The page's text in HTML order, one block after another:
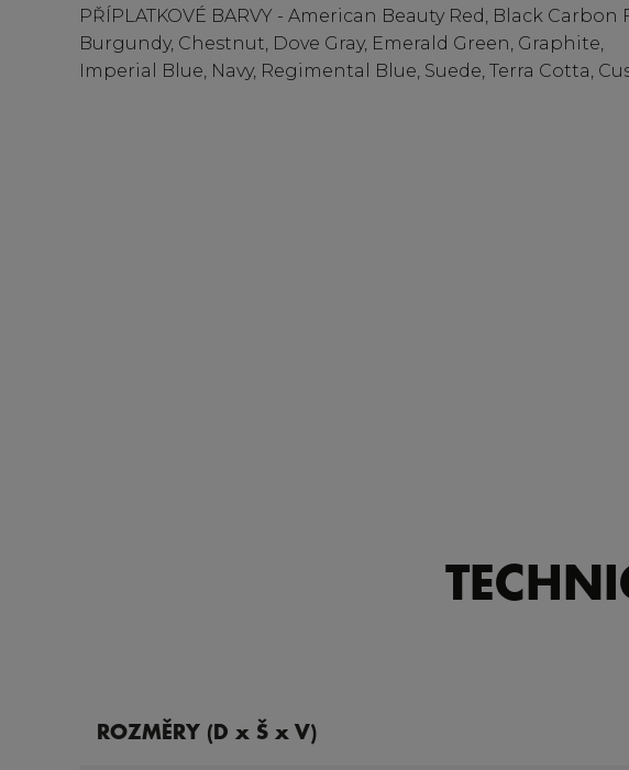
PŘÍPLATKOVÉ BARVY - American Beauty Red, Black Carbon
Burgundy, Chestnut, Dove Gray, Emerald Green, Graphite,
Imperial Blue, Navy, Regimental Blue, Suede, Terra Cotta,
ROZMĚRY (D x Š x V)